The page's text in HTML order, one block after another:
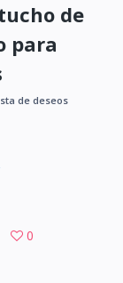
de
para
de deseos
0